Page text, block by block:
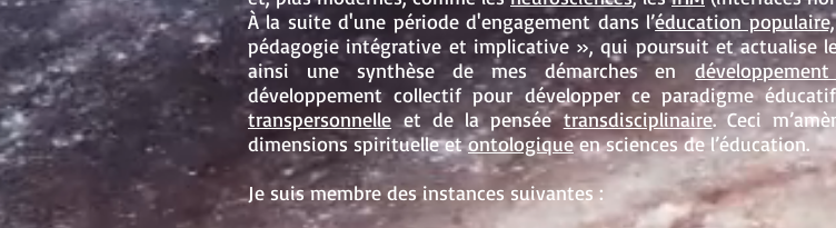
À la suite d'une période d'engagement dans l’éducation populaire,
pédagogie intégrative et implicative », qui poursuit et actualise
ainsi une synthèse de mes démarches en
développement collectif pour développer ce paradigme
transpersonnelleet de la penséetransdisciplinaire. Ceci
dimensions spirituelle etontologiqueen sciences de l’éducation.
Je suis membre des instances suivantes :